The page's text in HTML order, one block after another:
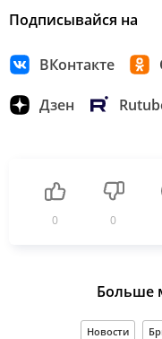
Подписывайся на
ВКонтакте
Дзен
0 0
Больше
Новости